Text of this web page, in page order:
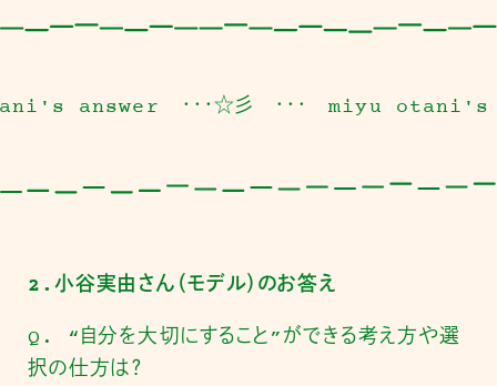
・・・☆彡 ・・・ miyu otani's answer ・
2.小谷実由さん（モデル）のお答え
Q. “自分を大切にすること”ができる考え方や選
択の仕方は？